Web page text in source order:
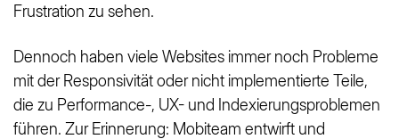
Frustration zu sehen.
Dennoch haben viele Websites immer noch Probleme
mit der Responsivität oder nicht implementierte Teile,
die zu Performance-, UX- und Indexierungsproblemen
führen. Zur Erinnerung: Mobiteam entwirft und